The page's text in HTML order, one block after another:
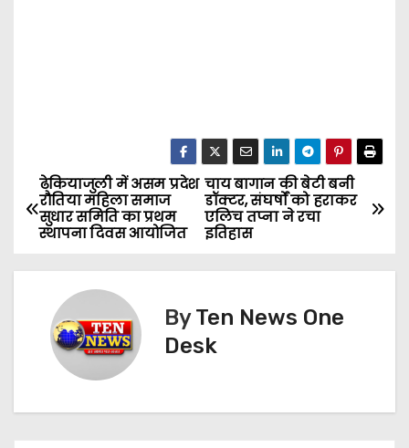
P
o
s
चाय बागान की बेटी बनी
डॉक्टर, संघर्षों को हराकर
एलिच तप्ना ने रचा
इतिहास
ढेकियाजुली में असम प्रदेश
रौतिया महिला समाज
सुधार समिति का प्रथम
स्थापना दिवस आयोजित
ByTen News One
Desk